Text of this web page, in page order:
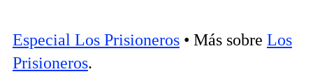
Especial Los Prisioneros• Más sobre Los
Prisioneros.